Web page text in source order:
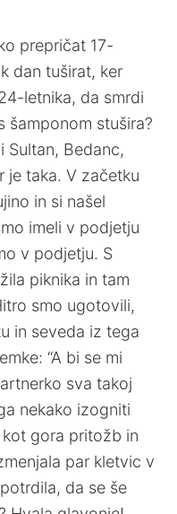
prepričat 17-
dan tuširat, ker
letnika, da smrdi
šamponom stušira?
Sultan, Bedanc,
je taka. V začetku
in si našel
imeli v podjetju
v podjetju. S
piknika in tam
smo ugotovili,
in seveda iz tega
“A bi se mi
sva takoj
nekako izogniti
gora pritožb in
par kletvic v
da se še